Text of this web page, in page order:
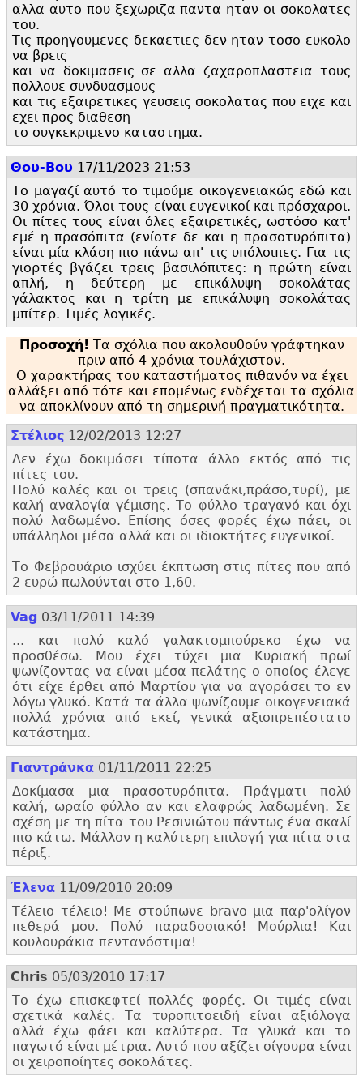
αλλα αυτο που ξεχωριζα παντα ηταν οι σοκολατες
του.
Τις προηγουμενες δεκαετιες δεν ηταν τοσο ευκολο
να βρεις
και να δοκιμασεις σε αλλα ζαχαροπλαστεια τους
πολλουε συνδυασμους
και τις εξαιρετικες γευσεις σοκολατας που ειχε και
εχει προς διαθεση
το συγκεκριμενο καταστημα.
Θου-Βου 17/11/2023 21:53
Το μαγαζί αυτό το τιμούμε οικογενειακώς εδώ και
30 χρόνια. Όλοι τους είναι ευγενικοί και πρόσχαροι.
Οι πίτες τους είναι όλες εξαιρετικές, ωστόσο κατ'
εμέ η πρασόπιτα (ενίοτε δε και η πρασοτυρόπιτα)
είναι μία κλάση πιο πάνω απ' τις υπόλοιπες. Για τις
γιορτές βγάζει τρεις βασιλόπιτες: η πρώτη είναι
απλή, η δεύτερη με επικάλυψη σοκολάτας
γάλακτος και η τρίτη με επικάλυψη σοκολάτας
μπίτερ. Τιμές λογικές.
Προσοχή! Τα σχόλια που ακολουθούν γράφτηκαν
πριν από 4 χρόνια τουλάχιστον.
Ο χαρακτήρας του καταστήματος πιθανόν να έχει
αλλάξει από τότε και επομένως ενδέχεται τα σχόλια
να αποκλίνουν από τη σημερινή πραγματικότητα.
Στέλιος 12/02/2013 12:27
Δεν έχω δοκιμάσει τίποτα άλλο εκτός από τις
πίτες του.
Πολύ καλές και οι τρεις (σπανάκι,πράσο,τυρί), με
καλή αναλογία γέμισης. Το φύλλο τραγανό και όχι
πολύ λαδωμένο. Επίσης όσες φορές έχω πάει, οι
υπάλληλοι μέσα αλλά και οι ιδιοκτήτες ευγενικοί.
Το Φεβρουάριο ισχύει έκπτωση στις πίτες που από
2 ευρώ πωλούνται στο 1,60.
Vag 03/11/2011 14:39
... και πολύ καλό γαλακτομπούρεκο έχω να
προσθέσω. Μου έχει τύχει μια Κυριακή πρωί
ψωνίζοντας να είναι μέσα πελάτης ο οποίος έλεγε
ότι είχε έρθει από Μαρτίου για να αγοράσει το εν
λόγω γλυκό. Κατά τα άλλα ψωνίζουμε οικογενειακά
πολλά χρόνια από εκεί, γενικά αξιοπρεπέστατο
κατάστημα.
Γιαντράνκα 01/11/2011 22:25
Δοκίμασα μια πρασοτυρόπιτα. Πράγματι πολύ
καλή, ωραίο φύλλο αν και ελαφρώς λαδωμένη. Σε
σχέση με τη πίτα του Ρεσινιώτου πάντως ένα σκαλί
πιο κάτω. Μάλλον η καλύτερη επιλογή για πίτα στα
πέριξ.
Έλενα 11/09/2010 20:09
Τέλειο τέλειο! Με στούπωνε bravo μια παρ'ολίγον
πεθερά μου. Πολύ παραδοσιακό! Μούρλια! Και
κουλουράκια πεντανόστιμα!
Chris 05/03/2010 17:17
Το έχω επισκεφτεί πολλές φορές. Οι τιμές είναι
σχετικά καλές. Τα τυροπιτοειδή είναι αξιόλογα
αλλά έχω φάει και καλύτερα. Τα γλυκά και το
παγωτό είναι μέτρια. Αυτό που αξίζει σίγουρα είναι
οι χειροποίητες σοκολάτες.